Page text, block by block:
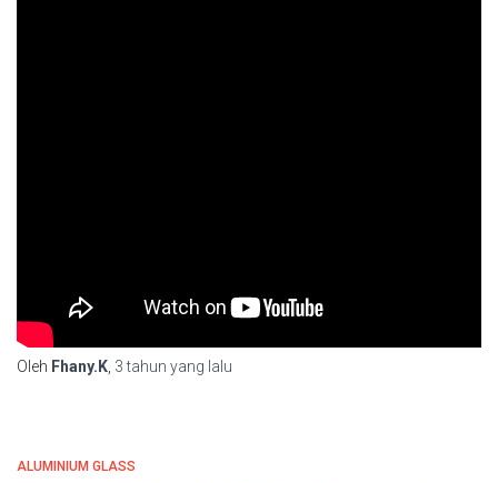
Oleh Fhany.K 3 tahun yang lalu
ALUMINIUM GLASS